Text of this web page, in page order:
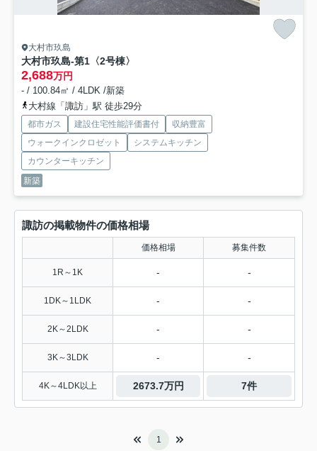
大村市玖島
大村市玖島-第1 〈2号棟〉
2,688万円
- / 100.84㎡ / 4LDK /新築
大村線「諏訪」駅 徒歩29分
都市ガス 建設住宅性能評価書付
収納豊富
ウォークインクロゼット
システムキッチン
カウンターキッチン
新築
諏訪の掲載物件の価格相場
価格相場 募集件数
1R～1K - -
1DK～1LDK - -
2K～2LDK - -
3K～3LDK - -
4K～4LDK以上 2673.7万円 7件
1